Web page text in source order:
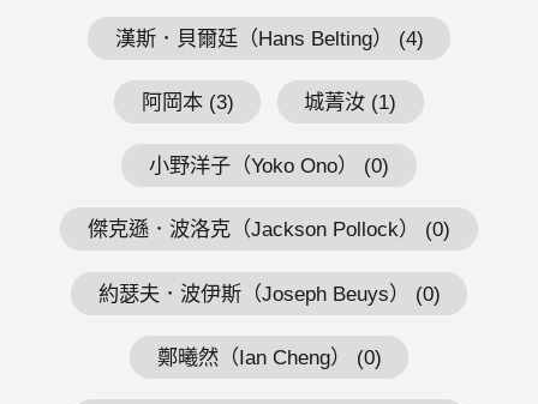
漢斯．貝爾廷（Hans Belting） (4)
阿岡本 (3) 城菁汝 (1)
小野洋子（Yoko Ono） (0)
傑克遜．波洛克（Jackson Pollock） (0)
約瑟夫．波伊斯（Joseph Beuys） (0)
鄭曦然（Ian Cheng） (0)